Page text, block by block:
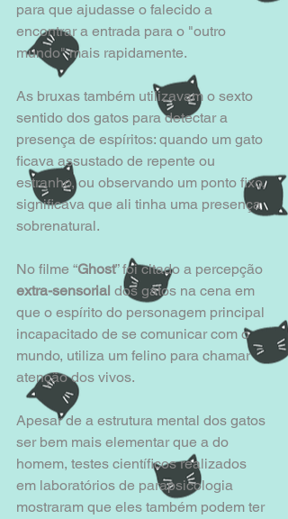
para que ajudasse o falecido a
encontrar a entrada para o "outro
mundo" mais rapidamente.
As bruxas também utilizavam o sexto
sentido dos gatos para detectar a
presença de espíritos: quando um gato
ficava assustado de repente ou
estranho, ou observando um ponto fixo,
significava que ali tinha uma presença
sobrenatural.
No filme “Ghost” foi citado a percepção
extra-sensorial dos gatos na cena em
que o espírito do personagem principal
incapacitado de se comunicar com o
mundo, utiliza um felino para chamar
atenção dos vivos.
Apesar de a estrutura mental dos gatos
ser bem mais elementar que a do
homem, testes científicos realizados
em laboratórios de parapsicologia
mostraram que eles também podem ter